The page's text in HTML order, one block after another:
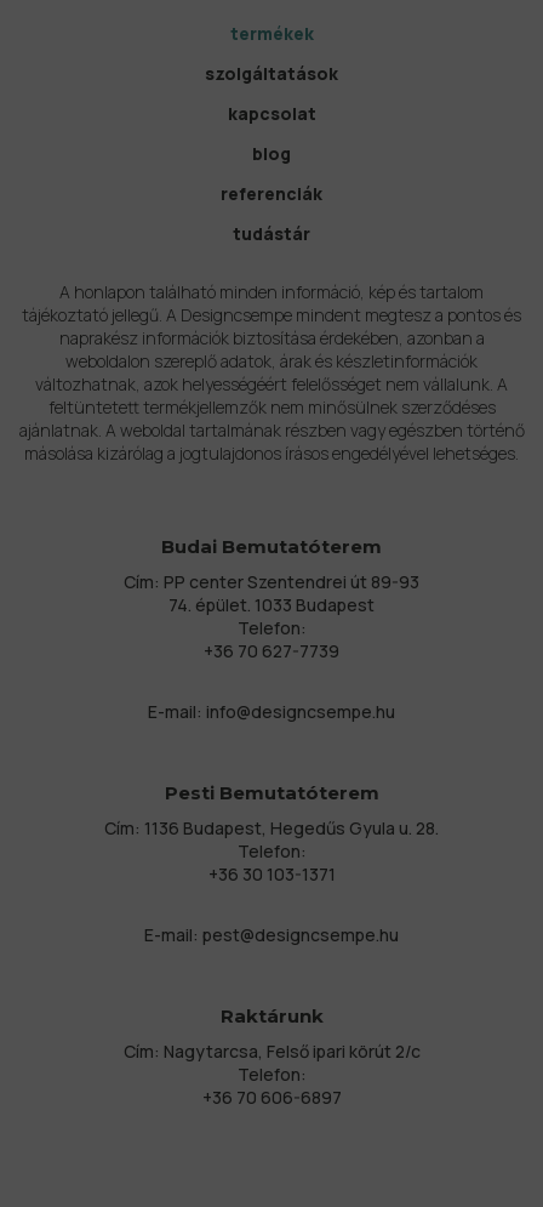
termékek
szolgáltatások
kapcsolat
blog
referenciák
tudástár
A honlapon található minden információ, kép és tartalom
tájékoztató jellegű. A Designcsempe mindent megtesz a pontos és
naprakész információk biztosítása érdekében, azonban a
weboldalon szereplő adatok, árak és készletinformációk
változhatnak, azok helyességéért felelősséget nem vállalunk. A
feltüntetett termékjellemzők nem minősülnek szerződéses
ajánlatnak. A weboldal tartalmának részben vagy egészben történő
másolása kizárólag a jogtulajdonos írásos engedélyével lehetséges.
Budai Bemutatóterem
Cím: PP center Szentendrei út 89-93
74. épület. 1033 Budapest
Telefon:
+36 70 627-7739
E-mail: info@designcsempe.hu
Pesti Bemutatóterem
Cím: 1136 Budapest, Hegedűs Gyula u. 28.
Telefon:
+36 30 103-1371
E-mail: pest@designcsempe.hu
Raktárunk
Cím: Nagytarcsa, Felső ipari körút 2/c
Telefon:
+36 70 606-6897